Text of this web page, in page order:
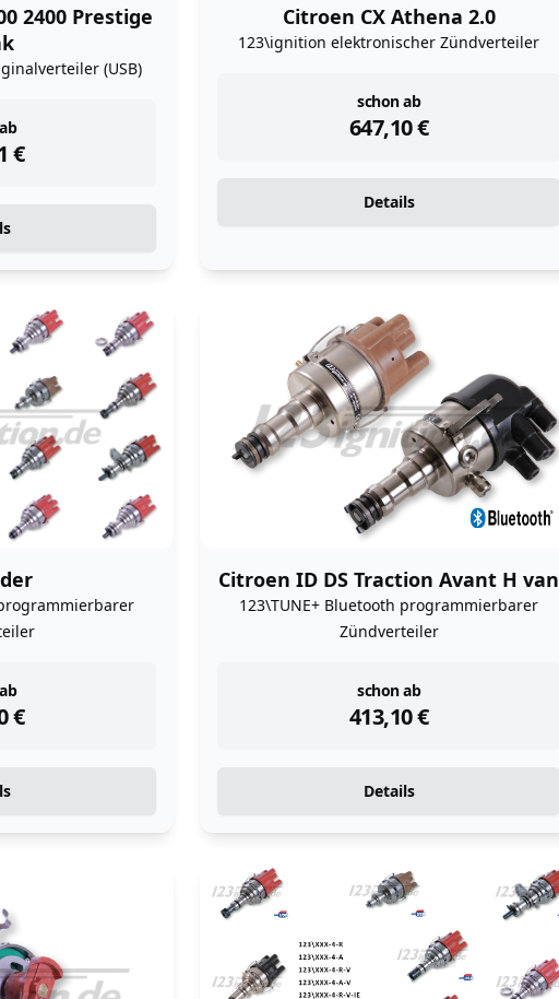
2400 Prestige
(USB)
€
Citroen CX Athena 2.0
123\ignition elektronischer Zündverteiler
schon ab
647,10€
instock
Details
€
Citroen ID DS Traction Avant H van
123\TUNE+ Bluetooth programmierbarer
Zündverteiler
schon ab
413,10€
instock
Details